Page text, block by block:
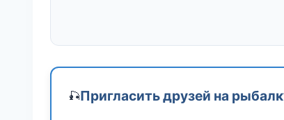
🎣Пригласить друзей на